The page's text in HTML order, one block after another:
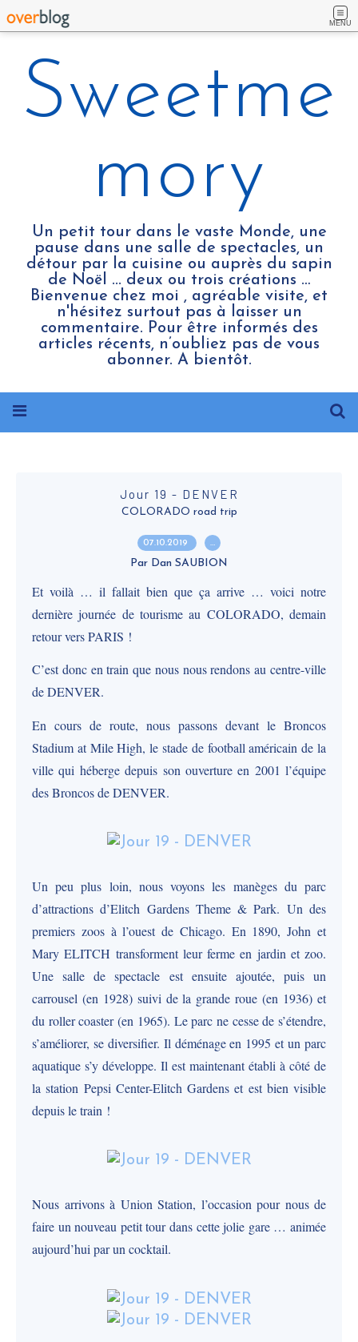
MENU
Sweetme
mory
Un petit tour dans le vaste Monde, une
pause dans une salle de spectacles, un
détour par la cuisine ou auprès du sapin
de Noël ... deux ou trois créations …
Bienvenue chez moi , agréable visite, et
n'hésitez surtout pas à laisser un
commentaire. Pour être informés des
articles récents, n’oubliez pas de vous
abonner. A bientôt.
Jour 19 - DENVER
COLORADO road trip
07.10.2019 …
Par Dan SAUBION
Et voilà … il fallait bien que ça arrive … voici notre
dernière journée de tourisme au COLORADO, demain
retour vers PARIS !
C’est donc en train que nous nous rendons au centre-ville
de DENVER.
En cours de route, nous passons devant le Broncos
Stadium at Mile High, le stade de football américain de la
ville qui héberge depuis son ouverture en 2001 l’équipe
des Broncos de DENVER.
Un peu plus loin, nous voyons les manèges du parc
d’attractions d’Elitch Gardens Theme & Park. Un des
premiers zoos à l’ouest de Chicago. En 1890, John et
Mary ELITCH transforment leur ferme en jardin et zoo.
Une salle de spectacle est ensuite ajoutée, puis un
carrousel (en 1928) suivi de la grande roue (en 1936) et
du roller coaster (en 1965). Le parc ne cesse de s’étendre,
s’améliorer, se diversifier. Il déménage en 1995 et un parc
aquatique s’y développe. Il est maintenant établi à côté de
la station Pepsi Center-Elitch Gardens et est bien visible
depuis le train !
Nous arrivons à Union Station, l’occasion pour nous de
faire un nouveau petit tour dans cette jolie gare … animée
aujourd’hui par un cocktail.